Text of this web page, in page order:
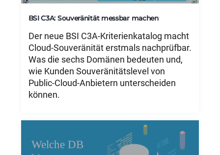
BSI C3A: Souveränität messbar machen
Der neue BSI C3A-Kriterienkatalog macht
Cloud-Souveränität erstmals nachprüfbar.
Was die sechs Domänen bedeuten und,
wie Kunden Souveränitätslevel von
Public-Cloud-Anbietern unterscheiden
können.